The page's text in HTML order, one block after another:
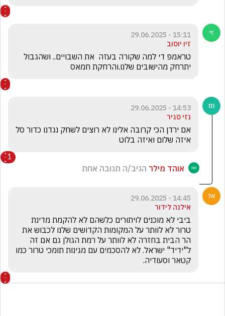
15:11 - 29.06.2025
זיו יוסוב
יתרחק מהישובים שלנו.והרחקת חמאס
14:53 - 29.06.2025
נזי סגיר
איזה שלום ואיזה בלוט
1
אוהד מילר הגיב/ה תגובה אחת
14:45 - 29.06.2025
אילנה לידור
קטאר וסעודיה.